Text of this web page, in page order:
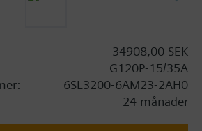
34908,00 SEK
G120P-15/35A
6SL3200-6AM23-2AH0
24 månader